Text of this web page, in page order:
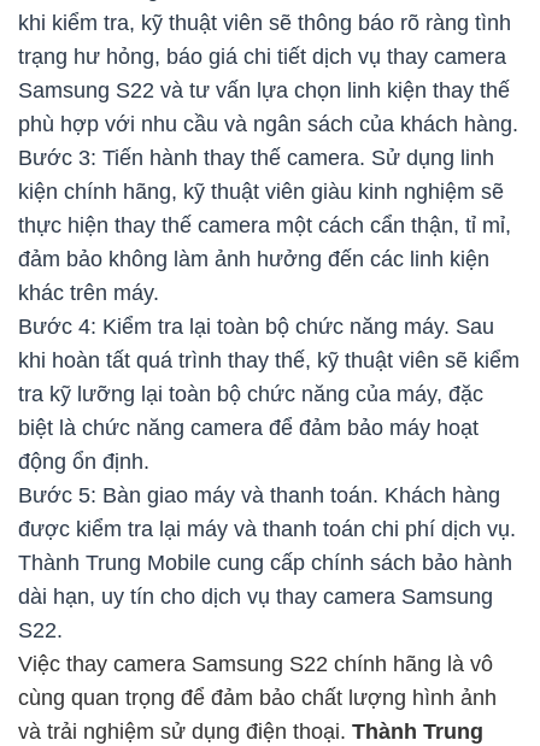
khi kiểm tra, kỹ thuật viên sẽ thông báo rõ ràng tình
trạng hư hỏng, báo giá chi tiết dịch vụ thay camera
Samsung S22 và tư vấn lựa chọn linh kiện thay thế
phù hợp với nhu cầu và ngân sách của khách hàng.
Bước 3: Tiến hành thay thế camera. Sử dụng linh
kiện chính hãng, kỹ thuật viên giàu kinh nghiệm sẽ
thực hiện thay thế camera một cách cẩn thận, tỉ mỉ,
đảm bảo không làm ảnh hưởng đến các linh kiện
khác trên máy.
Bước 4: Kiểm tra lại toàn bộ chức năng máy. Sau
khi hoàn tất quá trình thay thế, kỹ thuật viên sẽ kiểm
tra kỹ lưỡng lại toàn bộ chức năng của máy, đặc
biệt là chức năng camera để đảm bảo máy hoạt
động ổn định.
Bước 5: Bàn giao máy và thanh toán. Khách hàng
được kiểm tra lại máy và thanh toán chi phí dịch vụ.
Thành Trung Mobile cung cấp chính sách bảo hành
dài hạn, uy tín cho dịch vụ thay camera Samsung
S22.
Việc thay camera Samsung S22 chính hãng là vô
cùng quan trọng để đảm bảo chất lượng hình ảnh
và trải nghiệm sử dụng điện thoại. Thành Trung